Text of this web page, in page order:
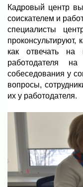
Кадровый центр
соискателем и
специалисты
проконсультируют,
как отвечать на
работодателя
собеседования у
вопросы,
их у работодателя.